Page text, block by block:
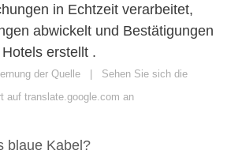
in Echtzeit verarbeitet,
abwickelt und Bestätigungen
erstellt .
der Quelle | Sehen Sie sich die
auf translate.google.com an
blaue Kabel?